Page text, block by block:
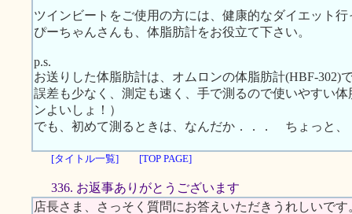
ツインビートをご使用の方には、健康的なダイエット
ぴーちゃんさんも、体脂肪計をお役立て下さい。
p.s.
お送りした体脂肪計は、オムロンの体脂肪計(HBF-302)
誤差も少なく、測定も速く、手で測るので使いやすい
ンよいしょ！）
でも、初めて測るときは、なんだか．．． ちょっと、
[タイトル一覧] [TOP PAGE]
336. お返事ありがとうございます
店長さま、さっそく質問にお答えいただきうれしいです